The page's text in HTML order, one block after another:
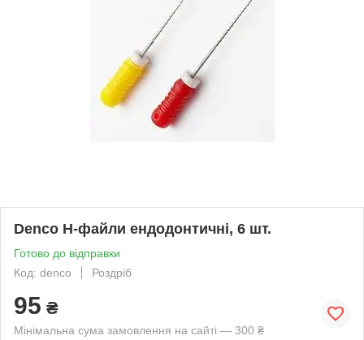
Denco H-файли ендодонтичні, 6 шт.
Готово до відправки
Код: denco
Роздріб
95 ₴
Мінімальна сума замовлення на сайті — 300 ₴